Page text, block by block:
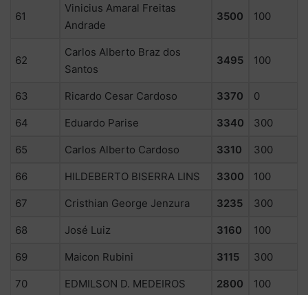
61
Vinicius Amaral Freitas
Andrade
3500 100
62
Carlos Alberto Braz dos
Santos
3495 100
63 Ricardo Cesar Cardoso 3370 0
64 Eduardo Parise 3340 300
65 Carlos Alberto Cardoso 3310 300
66 HILDEBERTO BISERRA LINS 3300 100
67 Cristhian George Jenzura 3235 300
68 José Luiz 3160 100
69 Maicon Rubini 3115 300
70 EDMILSON D. MEDEIROS 2800 100